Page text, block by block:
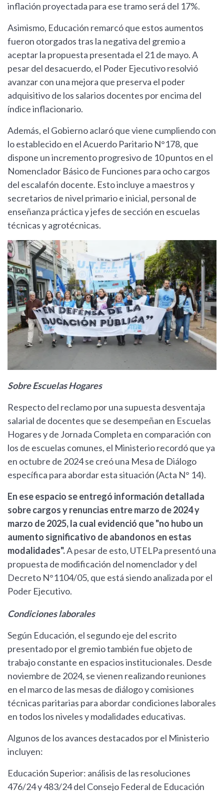
inflación proyectada para ese tramo será del 17%.
Asimismo, Educación remarcó que estos aumentos
fueron otorgados tras la negativa del gremio a
aceptar la propuesta presentada el 21 de mayo. A
pesar del desacuerdo, el Poder Ejecutivo resolvió
avanzar con una mejora que preserva el poder
adquisitivo de los salarios docentes por encima del
índice inflacionario.
Además, el Gobierno aclaró que viene cumpliendo con
lo establecido en el Acuerdo Paritario N°178, que
dispone un incremento progresivo de 10 puntos en el
Nomenclador Básico de Funciones para ocho cargos
del escalafón docente. Esto incluye a maestros y
secretarios de nivel primario e inicial, personal de
enseñanza práctica y jefes de sección en escuelas
técnicas y agrotécnicas.
Sobre Escuelas Hogares
Respecto del reclamo por una supuesta desventaja
salarial de docentes que se desempeñan en Escuelas
Hogares y de Jornada Completa en comparación con
los de escuelas comunes, el Ministerio recordó que ya
en octubre de 2024 se creó una Mesa de Diálogo
específica para abordar esta situación (Acta N° 14).
En ese espacio se entregó información detallada
sobre cargos y renuncias entre marzo de 2024 y
marzo de 2025, la cual evidenció que "no hubo un
aumento significativo de abandonos en estas
modalidades".A pesar de esto, UTELPa presentó una
propuesta de modificación del nomenclador y del
Decreto N°1104/05, que está siendo analizada por el
Poder Ejecutivo.
Condiciones laborales
Según Educación, el segundo eje del escrito
presentado por el gremio también fue objeto de
trabajo constante en espacios institucionales. Desde
noviembre de 2024, se vienen realizando reuniones
en el marco de las mesas de diálogo y comisiones
técnicas paritarias para abordar condiciones laborales
en todos los niveles y modalidades educativas.
Algunos de los avances destacados por el Ministerio
incluyen:
Educación Superior: análisis de las resoluciones
476/24 y 483/24 del Consejo Federal de Educación